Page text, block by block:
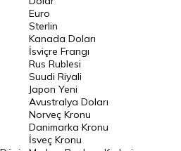
Pound Kuru
Frank Kuru
Riyal Kuru
Avustralya Doları
Danimarka Kronu Kuru
Kanada Doları Kuru
Euro
Sterlin
Kanada Doları
İsviçre Frangı
Rus Rublesi
Suudi Riyali
Japon Yeni
Avustralya Doları
Norveç Kronu
Danimarka Kronu
İsveç Kronu